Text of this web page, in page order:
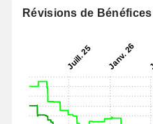
Révisions de Bénéfices